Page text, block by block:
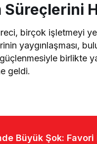
birçok işletmeyi
yaygınlaşması,
güçlenmesiyle birlikte
geldi.
Büyük Şok: Favori